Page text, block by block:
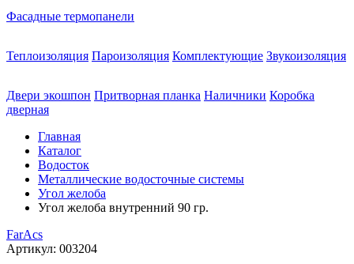
Фасадные термопанели
Теплоизоляция Пароизоляция Комплектующие Звукоизоляция
Двери экошпон Притворная планка Наличники Коробка
дверная
Главная
Каталог
Водосток
Металлические водосточные системы
Угол желоба
Угол желоба внутренний 90 гр.
FarAcs
Артикул: 003204